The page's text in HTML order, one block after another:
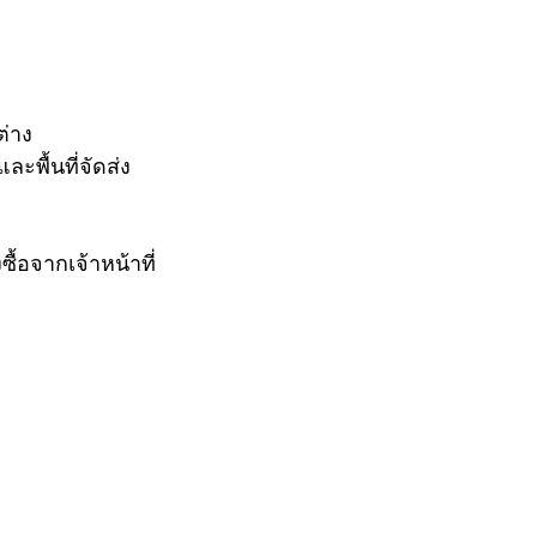
าง
ละพื้นที่จัดส่ง
อจากเจ้าหน้าที่